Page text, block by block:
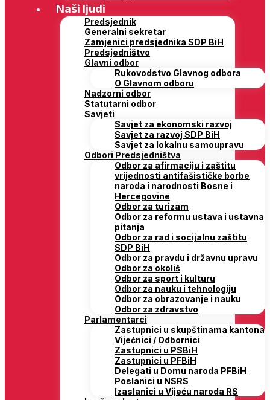
Naši ljudi
Predsjednik
Generalni sekretar
Zamjenici predsjednika SDP BiH
Predsjedništvo
Glavni odbor
Rukovodstvo Glavnog odbora
O Glavnom odboru
Nadzorni odbor
Statutarni odbor
Savjeti
Savjet za ekonomski razvoj
Savjet za razvoj SDP BiH
Savjet za lokalnu samoupravu
Odbori Predsjedništva
Odbor za afirmaciju i zaštitu
vrijednosti antifašističke borbe
naroda i narodnosti Bosne i
Hercegovine
Odbor za turizam
Odbor za reformu ustava i ustavna
pitanja
Odbor za rad i socijalnu zaštitu
SDP BiH
Odbor za pravdu i državnu upravu
Odbor za okoliš
Odbor za sport i kulturu
Odbor za nauku i tehnologiju
Odbor za obrazovanje i nauku
Odbor za zdravstvo
Parlamentarci
Zastupnici u skupštinama kantona
Vijećnici / Odbornici
Zastupnici u PSBiH
Zastupnici u PFBiH
Delegati u Domu naroda PFBiH
Poslanici u NSRS
Izaslanici u Vijeću naroda RS